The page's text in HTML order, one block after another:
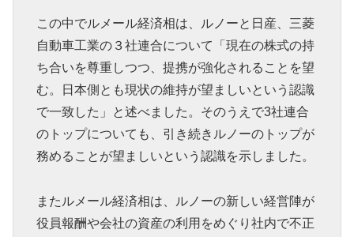
この中でルメール経済相は、ルノーと日産、三菱
自動車工業の３社連合について「現在の株式の持
ち合いを尊重しつつ、提携が強化されることを望
む。日本側とも現状の維持が望ましいという認識
で一致した」と述べました。そのうえで3社連合
のトップについても、引き続きルノーのトップが
務めることが望ましいという認識を示しました。
またルメール経済相は、ルノーの新しい経営陣が
役員報酬や会社の資産の利用をめぐり社内で不正